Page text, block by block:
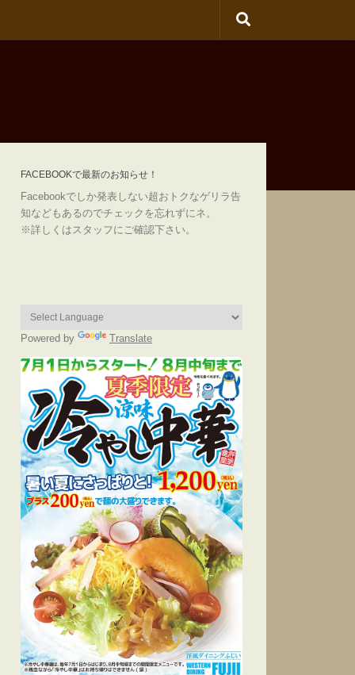
FACEBOOKで最新のお知らせ！
Facebookでしか発表しない超おトクなゲリラ告
知などもあるのでチェックを忘れずにネ。
※詳しくはスタッフにご確認下さい。
Powered by Translate